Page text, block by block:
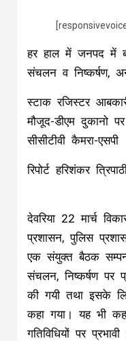
हर हाल में जनपद में
संचलन व निष्कर्षण,
स्टाक रजिस्टर
मौजूद-डीएम दुकानो
सीसीटीवी कैमरा-एसपी
रिपोर्ट हरिशंकर
देवरिया 22 मार्च
प्रशासन, पुलिस
एक संयुक्त बैठक
संचलन, निष्कर्षण पर
की गयी तथा इसके
कहा गया। यह भी
गतिविधियों पर